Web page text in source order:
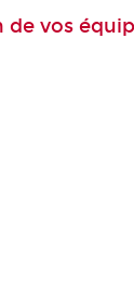
de vos